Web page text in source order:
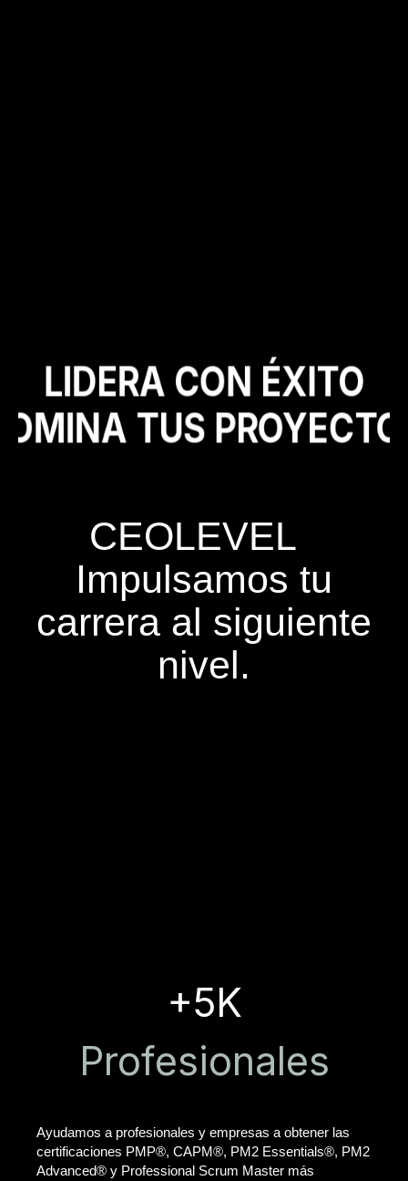
LIDERA CON ÉXITO
TUS
CEOLEVEL
Impulsamos tu
carrera al siguiente
nivel.
+5K
Profesionales
Ayudamos a profesionales y empresas a obtener las
certificaciones PMP®, CAPM®, PM2 Essentials®, PM2
Advanced® y Professional Scrum Master más